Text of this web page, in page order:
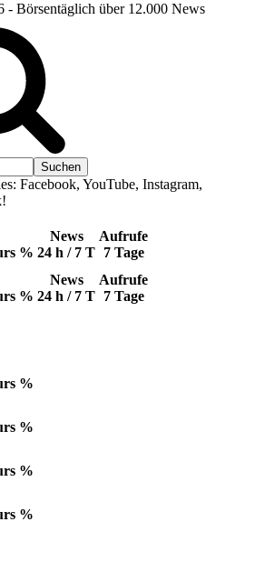
- Börsentäglich über 12.000 News
Facebook, YouTube, Instagram,
%
News
24 h / 7 T
Aufrufe
7 Tage
%
News
24 h / 7 T
Aufrufe
7 Tage
%
%
%
%